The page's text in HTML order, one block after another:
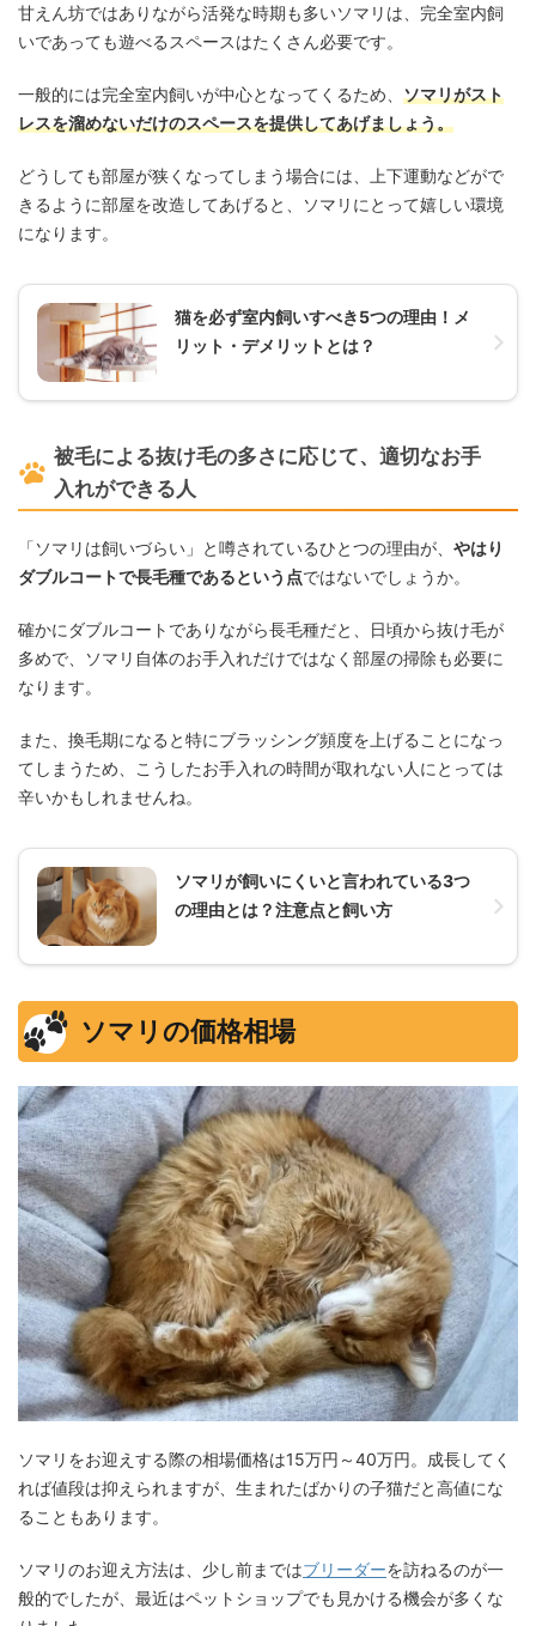
甘えん坊ではありながら活発な時期も多いソマリは、完全室内飼
いであっても遊べるスペースはたくさん必要です。
一般的には完全室内飼いが中心となってくるため、 ソマリがスト
レスを溜めないだけのスペースを提供してあげましょう。
どうしても部屋が狭くなってしまう場合には、上下運動などがで
きるように部屋を改造してあげると、ソマリにとって嬉しい環境
になります。
猫を必ず室内飼いすべき5つの理由！メ
リット・デメリットとは？
被毛による抜け毛の多さに応じて、適切なお手
入れができる人
「ソマリは飼いづらい」と噂されているひとつの理由が、 やはり
ダブルコートで長毛種であるという点ではないでしょうか。
確かにダブルコートでありながら長毛種だと、日頃から抜け毛が
多めで、ソマリ自体のお手入れだけではなく部屋の掃除も必要に
なります。
また、換毛期になると特にブラッシング頻度を上げることになっ
てしまうため、こうしたお手入れの時間が取れない人にとっては
辛いかもしれませんね。
ソマリが飼いにくいと言われている3つ
の理由とは？注意点と飼い方
ソマリの価格相場
ソマリをお迎えする際の相場価格は15万円～40万円。成長してく
れば値段は抑えられますが、生まれたばかりの子猫だと高値にな
ることもあります。
ソマリのお迎え方法は、少し前まではブリーダーを訪ねるのが一
般的でしたが、最近はペットショップでも見かける機会が多くな